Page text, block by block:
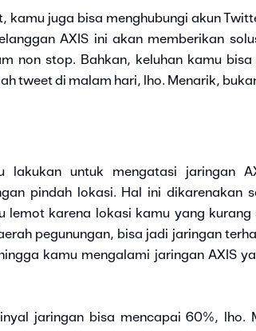
kamu juga bisa menghubungi akun
AXIS ini akan memberikan
non stop. Bahkan, keluhan kamu bisa
tweet di malam hari, lho. Menarik,
untuk mengatasi jaringan
pindah lokasi. Hal ini dikarenakan
lemot karena lokasi kamu yang kurang
pegunungan, bisa jadi jaringan
kamu mengalami jaringan AXIS
jaringan bisa mencapai 60%, lho.